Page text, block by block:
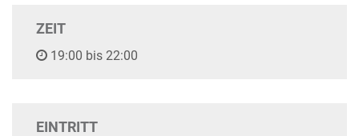
ZEIT
19:00 bis 22:00
EINTRITT